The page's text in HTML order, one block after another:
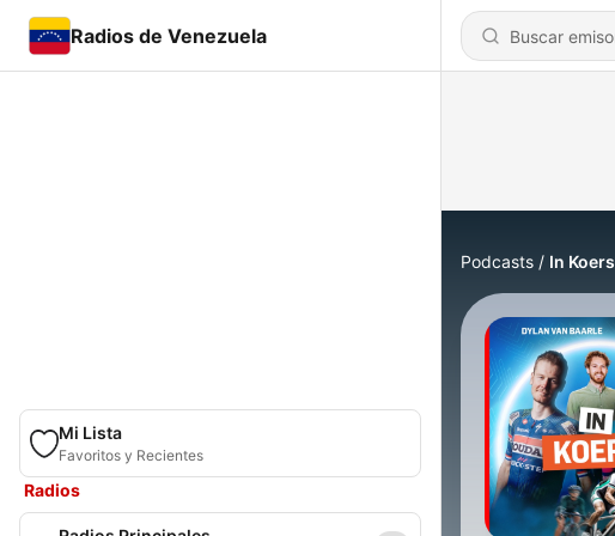
Radios de Venezuela
Mi Lista
Favoritos y Recientes
Radios
Podcasts In Koers